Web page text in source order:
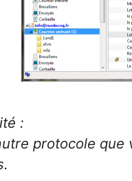
:
protocole